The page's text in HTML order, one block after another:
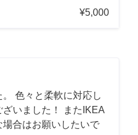
¥5,000
色々と柔軟に対応し
いました！ またIKEA
合はお願いしたいで